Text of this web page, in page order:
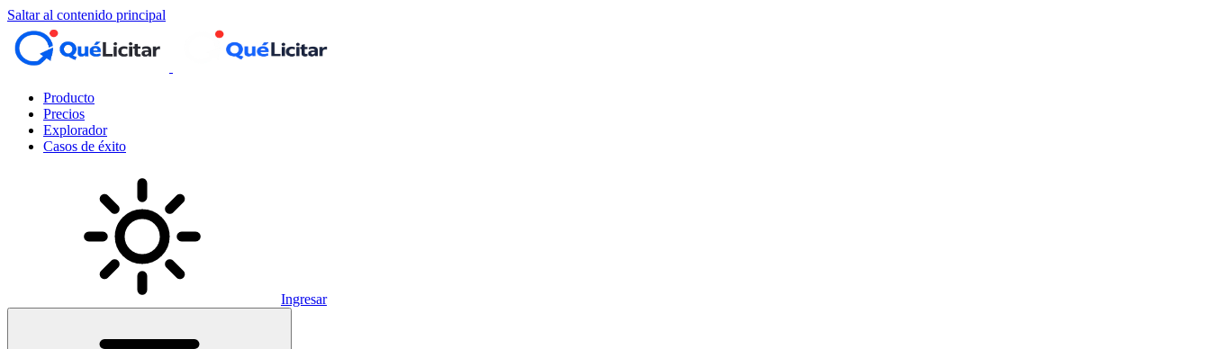
Saltar al contenido principal
Producto
Precios
Explorador
Casos de éxito
Ingresar